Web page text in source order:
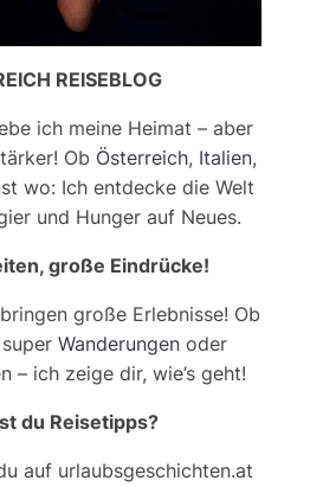
REISEBLOG
ich meine Heimat – aber
Ob Österreich, Italien,
wo: Ich entdecke die Welt
und Hunger auf Neues.
große Eindrücke!
große Erlebnisse! Ob
Wanderungenoder
– ich zeige dir, wie’s geht!
du Reisetipps?
auf urlaubsgeschichten.at